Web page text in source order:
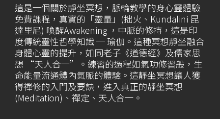
這是一個關於靜坐冥想，脈輪教學的身心靈體驗
免費課程，真實的「靈量」(拙火、Kundalini 昆
達里尼) 喚醒Awakening ，中脈的修持，這是印
度傳統靈性哲學知識 ─ 瑜伽。這種冥想靜坐融合
身體心靈的提升，如同老子《道德經》及儒家思
想 “天人合一”。練習的過程如氣功修習般，生
命能量流通體內氣脈的體驗。這靜坐冥想讓人獲
得禪修的入門及要訣，進入真正的靜坐冥想
(Meditation)、禪定、天人合一。